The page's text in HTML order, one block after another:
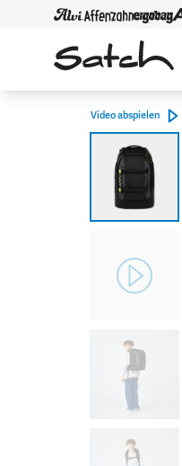
Video abspielen